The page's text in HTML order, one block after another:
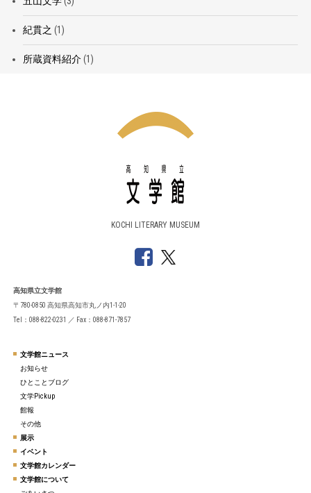
紀貫之 (1)
所蔵資料紹介(1)
KOCHI LITERARY MUSEUM
高知県立文学館
〒780-0850 高知県高知市丸ノ内1-1-20
Tel：088-822-0231 ／ Fax：088-871-7857
文学館ニュース
お知らせ
ひとことブログ
文学Pickup
館報
その他
展示
イベント
文学館カレンダー
文学館について